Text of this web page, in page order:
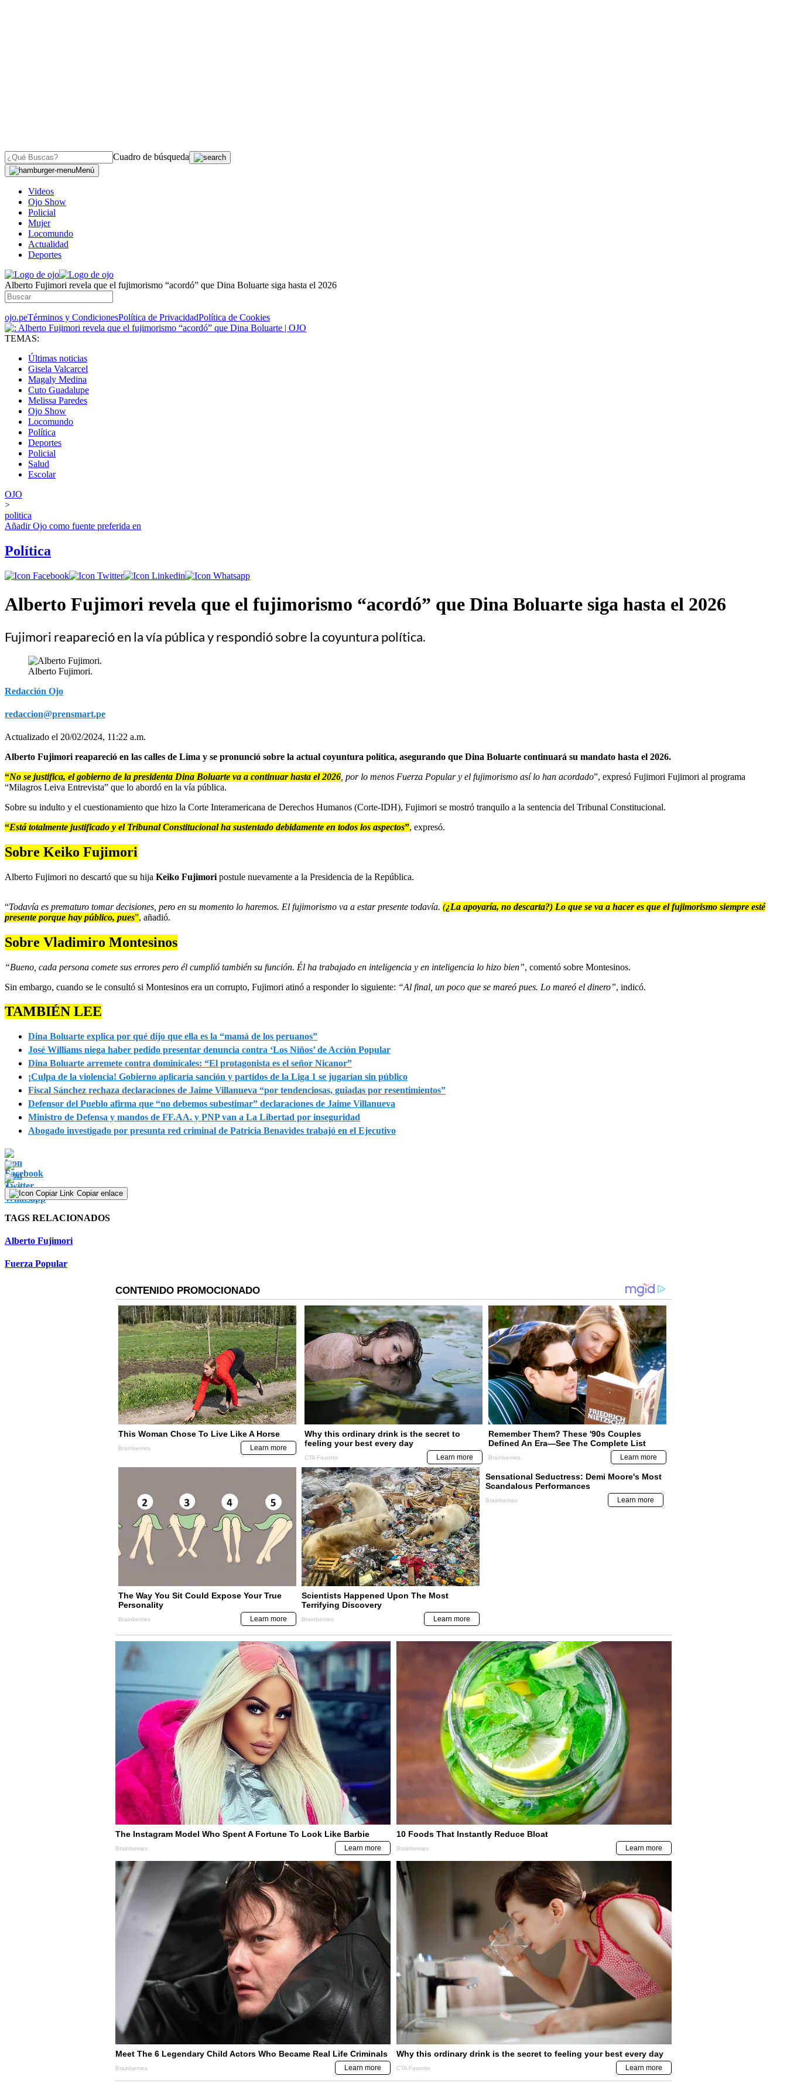
Cuadro de búsqueda
Menú
Videos
Ojo Show
Policial
Mujer
Locomundo
Actualidad
Deportes
Alberto Fujimori revela que el fujimorismo “acordó” que Dina Boluarte siga hasta el 2026
ojo.peTérminos y CondicionesPolítica de PrivacidadPolítica de Cookies
TEMAS:
Últimas noticias
Gisela Valcarcel
Magaly Medina
Cuto Guadalupe
Melissa Paredes
Ojo Show
Locomundo
Política
Deportes
Policial
Salud
Escolar
OJO
>
politica
AñadirOjo como fuente preferida en
Política
Alberto Fujimori revela que el fujimorismo “acordó” que Dina Boluarte siga hasta el 2026
Fujimori reapareció en la vía pública y respondió sobre la coyuntura política.
Alberto Fujimori.
Redacción Ojo
redaccion@prensmart.pe
Actualizado el 20/02/2024, 11:22 a.m.
Alberto Fujimori reapareció en las calles de Lima y se pronunció sobre la actual coyuntura política, asegurando que Dina Boluarte continuará su mandato hasta el 2026.
“No se justifica, el gobierno de la presidenta Dina Boluarte va a continuar hasta el 2026 , por lo menos Fuerza Popular y el fujimorismo así lo han acordado”, expresó Fujimori Fujimori al programa
“Milagros Leiva Entrevista” que lo abordó en la vía pública.
Sobre su indulto y el cuestionamiento que hizo la Corte Interamericana de Derechos Humanos (Corte-IDH), Fujimori se mostró tranquilo a la sentencia del Tribunal Constitucional.
“Está totalmente justificado y el Tribunal Constitucional ha sustentado debidamente en todos los aspectos”, expresó.
Sobre Keiko Fujimori
Alberto Fujimori no descartó que su hija Keiko Fujimori postule nuevamente a la Presidencia de la República.
“Todavía es prematuro tomar decisiones, pero en su momento lo haremos. El fujimorismo va a estar presente todavía. (¿La apoyaría, no descarta?) Lo que se va a hacer es que el fujimorismo siempre esté
presente porque hay público, pues”, añadió.
Sobre Vladimiro Montesinos
“Bueno, cada persona comete sus errores pero él cumplió también su función. Él ha trabajado en inteligencia y en inteligencia lo hizo bien”, comentó sobre Montesinos.
Sin embargo, cuando se le consultó si Montesinos era un corrupto, Fujimori atinó a responder lo siguiente: “Al final, un poco que se mareó pues. Lo mareó el dinero”, indicó.
TAMBIÉN LEE
Dina Boluarte explica por qué dijo que ella es la “mamá de los peruanos”
José Williams niega haber pedido presentar denuncia contra ‘Los Niños’ de Acción Popular
Dina Boluarte arremete contra dominicales: “El protagonista es el señor Nicanor”
¡Culpa de la violencia! Gobierno aplicaría sanción y partidos de la Liga 1 se jugarían sin público
Fiscal Sánchez rechaza declaraciones de Jaime Villanueva “por tendenciosas, guiadas por resentimientos”
Defensor del Pueblo afirma que “no debemos subestimar” declaraciones de Jaime Villanueva
Ministro de Defensa y mandos de FF.AA. y PNP van a La Libertad por inseguridad
Abogado investigado por presunta red criminal de Patricia Benavides trabajó en el Ejecutivo
Copiar enlace
TAGS RELACIONADOS
Alberto Fujimori
Fuerza Popular